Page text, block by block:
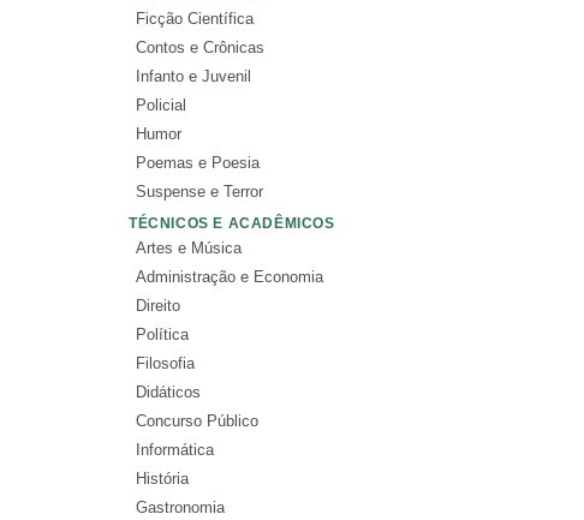
Ficção Científica
Contos e Crônicas
Infanto e Juvenil
Policial
Humor
Poemas e Poesia
Suspense e Terror
TÉCNICOS E ACADÊMICOS
Artes e Música
Administração e Economia
Direito
Política
Filosofia
Didáticos
Concurso Público
Informática
História
Gastronomia